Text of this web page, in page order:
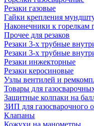
Резаки газовые
Гайки крепления
Наконечники к горелкам
Прочее для резаков
Резаки 3-х трубные
Резаки 3-х трубные
Резаки инжекторные
Резаки керосиновые
Узлы вентилей и
Товары для
Защитные колпаки на
ЗИП для газосварочного
Клапаны
Кожухи на манометры